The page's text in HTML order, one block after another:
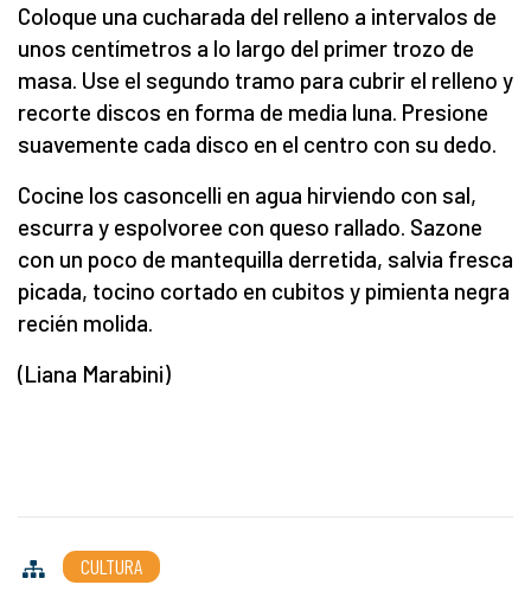
Coloque una cucharada del relleno a intervalos de
unos centímetros a lo largo del primer trozo de
masa. Use el segundo tramo para cubrir el relleno y
recorte discos en forma de media luna. Presione
suavemente cada disco en el centro con su dedo.
Cocine los casoncelli en agua hirviendo con sal,
escurra y espolvoree con queso rallado. Sazone
con un poco de mantequilla derretida, salvia fresca
picada, tocino cortado en cubitos y pimienta negra
recién molida.
(Liana Marabini)
CULTURA